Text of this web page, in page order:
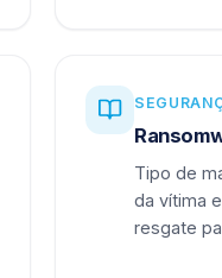
Tipo de
da vítima
resgate